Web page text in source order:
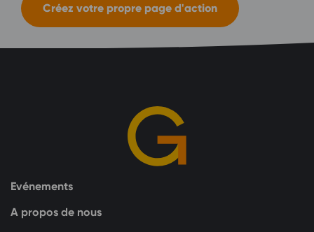
Créez votre propre page d'action
Evénements
A propos de nous